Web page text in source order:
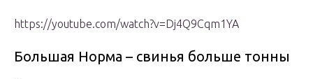
https://youtube.com/watch?v=Dj4Q9Cqm1YA
Большая Норма – свинья больше тонны